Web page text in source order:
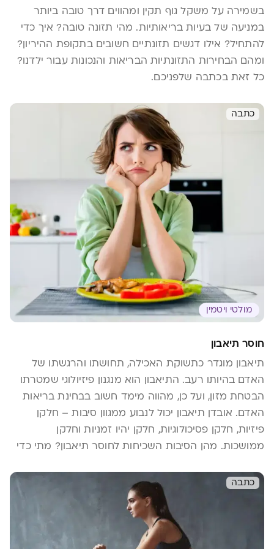
בשמירה על משקל גוף תקין ומהווים דרך טובה ביותר
במניעה של בעיות בריאותיות. מהי תזונה טובה? איך כדי
להתחיל? אילו דגשים תזונתיים חשובים בתקופת ההיריון?
ומהם הבחירות התזונתיות הבריאות והנכונות עבור ילדנו?
כל זאת בכתבה שלפניכם.
כתבה
מולטי ויטמין
חוסר תיאבון
תיאבון מוגדר כתשוקת האכילה, תחושתו והרגשתו של
האדם בהיותו רעב. התיאבון הוא מנגנון פיזיולוגי שמטרתו
הבטחת מזון, ועל כן, מהווה מימד חשוב בבחינת בריאות
האדם. אובדן תיאבון יכול לנבוע ממגוון סיבות – חלקן
פיזיות, חלקן פסיכולוגיות, חלקן יהיו זמניות וחלקן
ממושכות. מהן הסיבות השכיחות לחוסר תיאבון? מתי כדי
כתבה